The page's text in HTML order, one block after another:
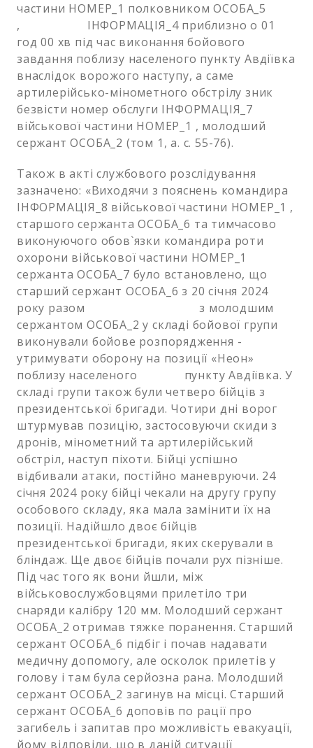
частини НОМЕР_1 полковником ОСОБА_5
, ІНФОРМАЦІЯ_4 приблизно о 01
год 00 хв під час виконання бойового
завдання поблизу населеного пункту Авдіївка
внаслідок ворожого наступу, а саме
артилерійсько-мінометного обстрілу зник
безвісти номер обслуги ІНФОРМАЦІЯ_7
військової частини НОМЕР_1 , молодший
сержант ОСОБА_2 (том 1, а. с. 55-76).
Також в акті службового розслідування
зазначено: «Виходячи з пояснень командира
ІНФОРМАЦІЯ_8 військової частини НОМЕР_1 ,
старшого сержанта ОСОБА_6 та тимчасово
виконуючого обов`язки командира роти
охорони військової частини НОМЕР_1
сержанта ОСОБА_7 було встановлено, що
старший сержант ОСОБА_6 з 20 січня 2024
року разом з молодшим
сержантом ОСОБА_2 у складі бойової групи
виконували бойове розпорядження -
утримувати оборону на позиції «Неон»
поблизу населеного пункту Авдіївка. У
складі групи також були четверо бійців з
президентської бригади. Чотири дні ворог
штурмував позицію, застосовуючи скиди з
дронів, мінометний та артилерійський
обстріл, наступ піхоти. Бійці успішно
відбивали атаки, постійно маневруючи. 24
січня 2024 року бійці чекали на другу групу
особового складу, яка мала замінити їх на
позиції. Надійшло двоє бійців
президентської бригади, яких скерували в
бліндаж. Ще двоє бійців почали рух пізніше.
Під час того як вони йшли, між
військовослужбовцями прилетіло три
снаряди калібру 120 мм. Молодший сержант
ОСОБА_2 отримав тяжке поранення. Старший
сержант ОСОБА_6 підбіг і почав надавати
медичну допомогу, але осколок прилетів у
голову і там була серйозна рана. Молодший
сержант ОСОБА_2 загинув на місці. Старший
сержант ОСОБА_6 доповів по рації про
загибель і запитав про можливість евакуації,
йому відповіли, що в даній ситуації